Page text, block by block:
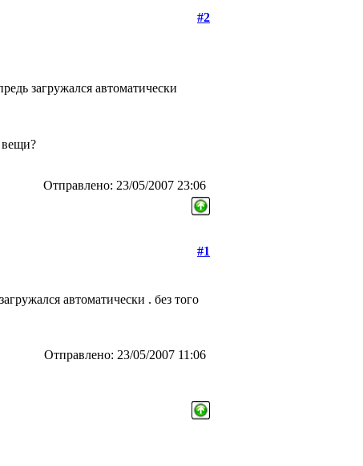
#2
загружался автоматически
вещи?
Отправлено: 23/05/2007 23:06
#1
автоматически . без того
Отправлено: 23/05/2007 11:06